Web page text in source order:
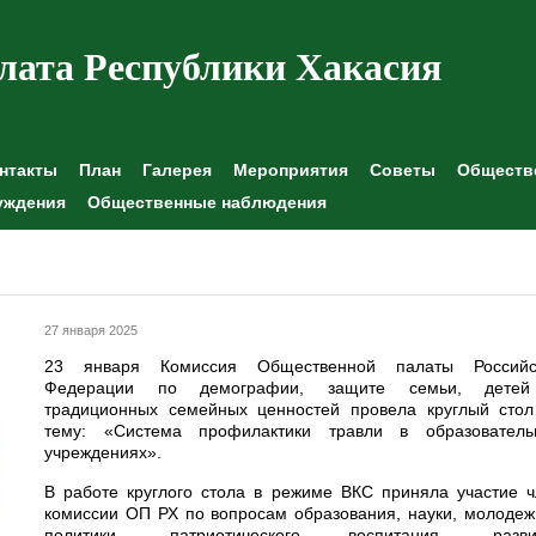
Республики Хакасия
План Галерея Мероприятия Советы
Общественные наблюдения
27 января 2025
23 января Комиссия Общественной палаты
Федерации по демографии, защите семьи,
традиционных семейных ценностей провела круглый
тему: «Система профилактики травли в
учреждениях».
В работе круглого стола в режиме ВКС приняла участие
комиссии ОП РХ по вопросам образования, науки,